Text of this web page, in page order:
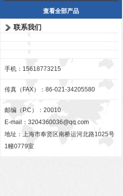
查看全部产品
联系我们
手机：15618773215
传真（FAX）：86-021-34205580
邮编（P.C）：20010
E-mail： 3204360036@qq.com
地址：上海市奉贤区南桥运河北路1025号
1幢0779室